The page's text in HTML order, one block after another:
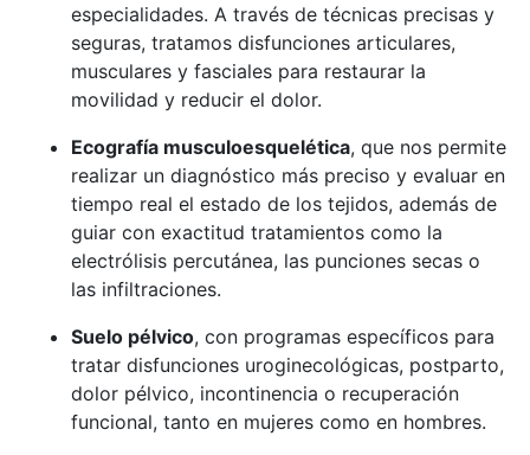
especialidades. A través de técnicas precisas y
seguras, tratamos disfunciones articulares,
musculares y fasciales para restaurar la
movilidad y reducir el dolor.
Ecografía musculoesquelética, que nos permite
realizar un diagnóstico más preciso y evaluar en
tiempo real el estado de los tejidos, además de
guiar con exactitud tratamientos como la
electrólisis percutánea, las punciones secas o
las infiltraciones.
Suelo pélvico, con programas específicos para
tratar disfunciones uroginecológicas, postparto,
dolor pélvico, incontinencia o recuperación
funcional, tanto en mujeres como en hombres.